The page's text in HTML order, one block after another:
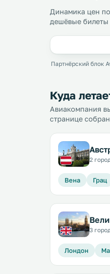
Динамика цен
дешёвые билеты
Партнёрский блок
Куда
Авиакомпания
странице
2
Вена Грац
3
Лондон